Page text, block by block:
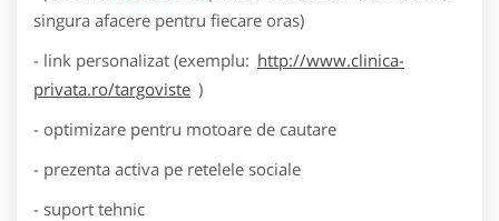
singura afacere pentru fiecare oras)
- link personalizat (exemplu: http://www.clinica-
privata.ro/targoviste )
- optimizare pentru motoare de cautare
- prezenta activa pe retelele sociale
- suport tehnic